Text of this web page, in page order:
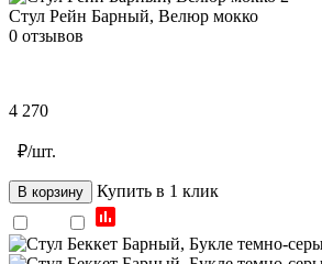
Стул Рейн Барный, Велюр мокко
0 отзывов
4 270
₽/шт.
В корзину Купить в 1 клик